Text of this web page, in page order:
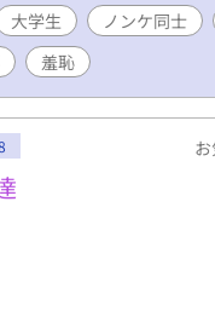
ク、騎乗位と続き、視
彼らが快楽に溺れてい
仲間同士の信頼感が、
汗ばんだ肌、筋肉の
の熱気の中に引き込む
恥に顔を赤らめなが
春の熱気と背徳感が交
とともに描きあげる。
大学生 ノンケ同士
羞恥